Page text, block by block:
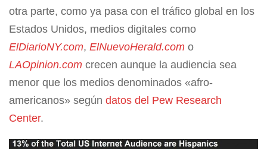
otra parte, como ya pasa con el tráfico global en los
Estados Unidos, medios digitales como
ElDiarioNY.com, ElNuevoHerald.com o
LAOpinion.com crecen aunque la audiencia sea
menor que los medios denominados «afro-
americanos» según datos del Pew Research
Center.